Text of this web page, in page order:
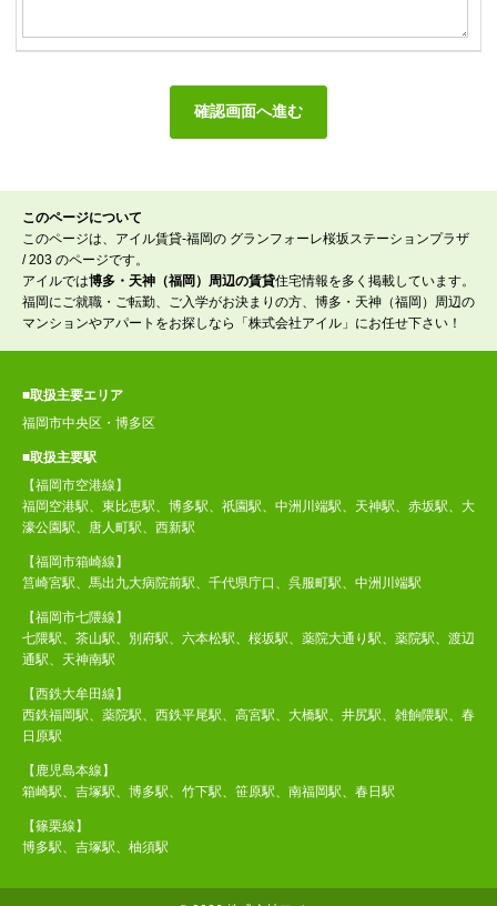
このページについて
このページは、アイル賃貸-福岡の グランフォーレ桜坂ステーションプラザ
/ 203 のページです。
アイルでは博多・天神（福岡）周辺の賃貸住宅情報を多く掲載しています。
福岡にご就職・ご転勤、ご入学がお決まりの方、博多・天神（福岡）周辺の
マンションやアパートをお探しなら「株式会社アイル」にお任せ下さい！
■取扱主要エリア
福岡市中央区・博多区
■取扱主要駅
【福岡市空港線】
福岡空港駅、東比恵駅、博多駅、祇園駅、中洲川端駅、天神駅、赤坂駅、大
濠公園駅、唐人町駅、西新駅
【福岡市箱崎線】
筥崎宮駅、馬出九大病院前駅、千代県庁口、呉服町駅、中洲川端駅
【福岡市七隈線】
七隈駅、茶山駅、別府駅、六本松駅、桜坂駅、薬院大通り駅、薬院駅、渡辺
通駅、天神南駅
【西鉄大牟田線】
西鉄福岡駅、薬院駅、西鉄平尾駅、高宮駅、大橋駅、井尻駅、雑餉隈駅、春
日原駅
【鹿児島本線】
箱崎駅、吉塚駅、博多駅、竹下駅、笹原駅、南福岡駅、春日駅
【篠栗線】
博多駅、吉塚駅、柚須駅